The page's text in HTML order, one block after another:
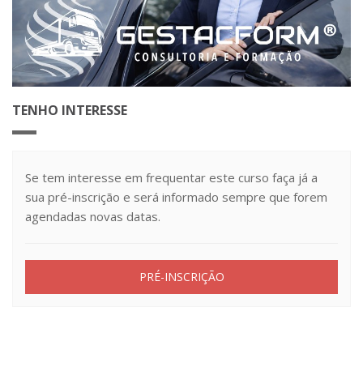
TENHO INTERESSE
Se tem interesse em frequentar este curso faça já a
sua pré-inscrição e será informado sempre que forem
agendadas novas datas.
PRÉ-INSCRIÇÃO